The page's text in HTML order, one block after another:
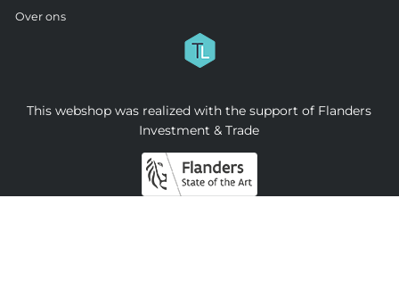
Over ons
This webshop was realized with the support of Flanders
Investment & Trade